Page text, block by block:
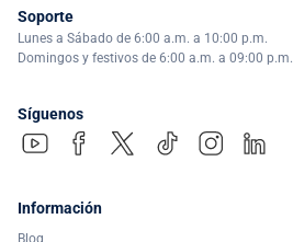
Soporte
Lunes a Sábado de 6:00 a.m. a 10:00 p.m.
Domingos y festivos de 6:00 a.m. a 09:00 p.m.
Síguenos
Información
Blog